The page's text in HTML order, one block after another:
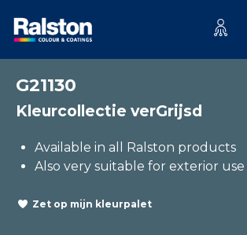
G21130
Kleurcollectie verGrijsd
Available in all Ralston products
Also very suitable for exterior use
Zet op mijn kleurpalet